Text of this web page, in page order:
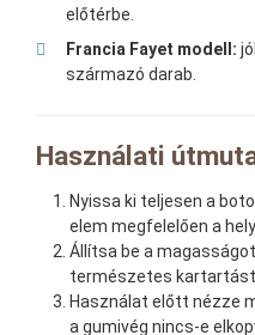
előtérbe.
Francia Fayet modell:
származó darab.
Használati
Nyissa ki teljesen a
elem megfelelően a
Állítsa be a
természetes kartartást
Használat előtt nézze
a gumivég nincs-e